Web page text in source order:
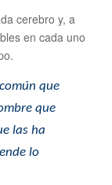
cerebro y, a
en cada uno
que
que
las ha
lo